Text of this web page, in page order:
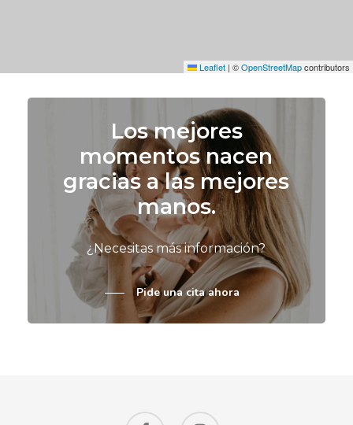
Leaflet | ©OpenStreetMapcontributors
Los mejores
momentos nacen
gracias a las mejores
manos.
¿Necesitas más información?
Pide una cita ahora
facebook instagram